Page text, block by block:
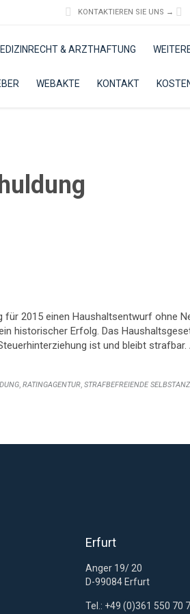
 KONTAKTIEREN SIE UNS → 
& ARZTHAFTUNG
WEBAKTE KONTAKT
2015 einen Haushaltsentwurf ohne
historischer Erfolg. Das
ist und bleibt strafbar.
, RATINGAGENTUR, STRAFBEFREIENDE
Erfurt
Anger 19/ 20
D-99084 Erfurt
Tel.: +49 (0)361 550 70